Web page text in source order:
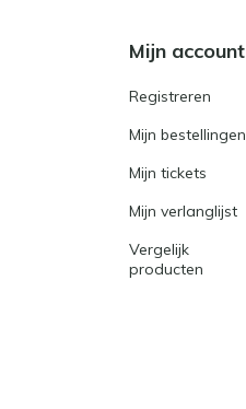
Mijn account
Registreren
Mijn bestellingen
Mijn tickets
Mijn verlanglijst
Vergelijk
producten